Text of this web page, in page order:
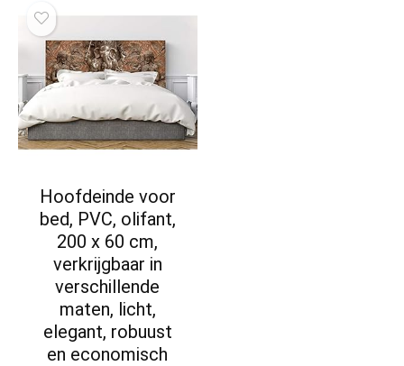
Hoofdeinde voor
bed, PVC, olifant,
200 x 60 cm,
verkrijgbaar in
verschillende
maten, licht,
elegant, robuust
en economisch